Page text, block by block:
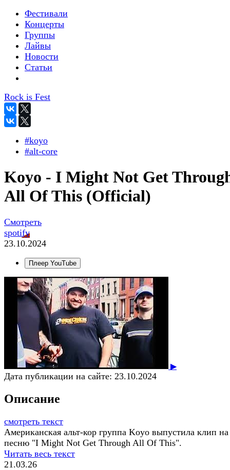
Фестивали
Концерты
Группы
Лайвы
Новости
Статьи
Rock is Fest
#koyo
#alt-core
Koyo - I Might Not Get
All Of This (Official)
Смотреть
spotify
23.10.2024
Плеер YouTube
▶
Дата публикации на сайте: 23.10.2024
Описание
смотреть текст
Американская альт-кор группа Koyo выпустила клип на
песню "I Might Not Get Through All Of This".
Читать весь текст
21.03.26